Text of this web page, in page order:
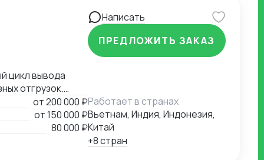
быстро и
Наличие
на
нервы клиента.
цикл вывода
отгрузок.
исследования
и сырьевых
и СНГ.
от200 000 ₽
от150 000 ₽
80 000 ₽
Написать
ПРЕДЛОЖИТЬ ЗАКАЗ
Работает в странах
Вьетнам, Индия, Индонезия,
Китай
+8 стран